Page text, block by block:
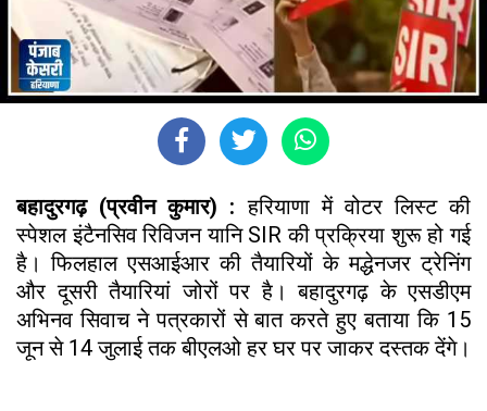
बहादुरगढ़ (प्रवीन कुमार) : हरियाणा में वोटर लिस्ट की
स्पेशल इंटैनसिव रिविजन यानि SIR की प्रक्रिया शुरू हो गई
है। फिलहाल एसआईआर की तैयारियों के मद्धेनजर ट्रेनिंग
और दूसरी तैयारियां जोरों पर है। बहादुरगढ़ के एसडीएम
अभिनव सिवाच ने पत्रकारों से बात करते हुए बताया कि 15
जून से 14 जुलाई तक बीएलओ हर घर पर जाकर दस्तक देंगे।